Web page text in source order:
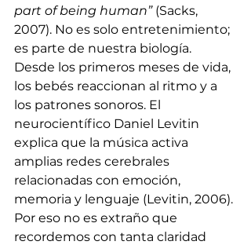
part of being human” (Sacks,
2007). No es solo entretenimiento;
es parte de nuestra biología.
Desde los primeros meses de vida,
los bebés reaccionan al ritmo y a
los patrones sonoros. El
neurocientífico Daniel Levitin
explica que la música activa
amplias redes cerebrales
relacionadas con emoción,
memoria y lenguaje (Levitin, 2006).
Por eso no es extraño que
recordemos con tanta claridad